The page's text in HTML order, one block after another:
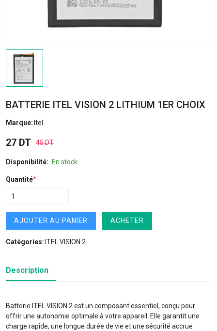
BATTERIE ITEL VISION 2 LITHIUM 1ER CHOIX
Marque: Itel
27 DT 45 DT
Disponibilité: En stock
Quantité*
AJOUTER AU PANIER ACHETER
Catégories: ITEL VISION 2
Description
Batterie ITEL VISION 2 est un composant essentiel, conçu pour
offrir une autonomie optimale à votre appareil. Elle garantit une
charge rapide, une longue durée de vie et une sécurité accrue